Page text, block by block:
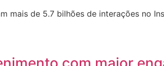
de 5.7 bilhões de interações no